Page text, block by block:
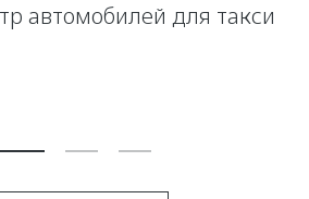
автомобилей для такси